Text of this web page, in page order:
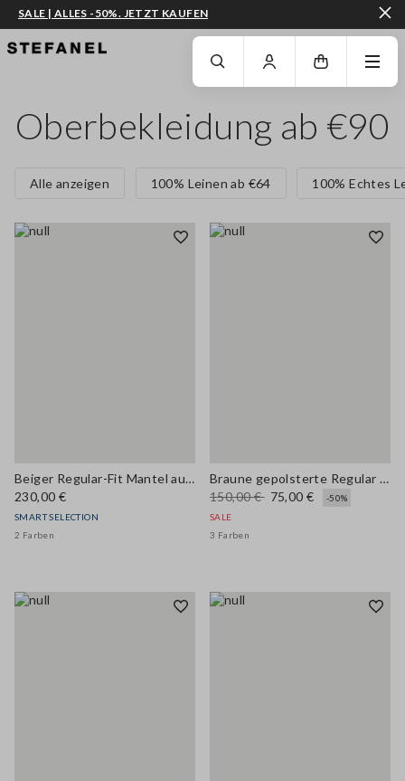
ZUM HAUPTINHALT SPRINGEN GEHEN SIE ZUM ENDE DER SEITE
SALE | ALLES -50%. JETZT KAUFEN
Oberbekleidung ab €90
Alle anzeigen 100% Leinen ab €64 100% Echtes
Beiger Regular-Fit Mantel aus Wollmischung
230,00 €
SMART SELECTION
2 Farben
Braune gepolsterte Regular Fit-Weste mit Reißverschluss
150,00 € 75,00 €
-50%
SALE
3 Farben